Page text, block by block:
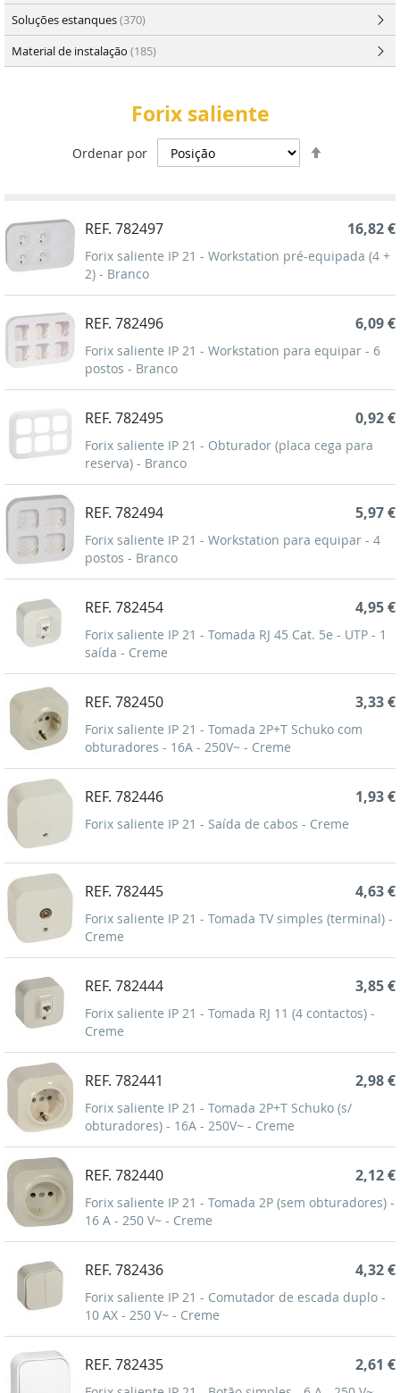
Forix saliente
Ordenar por
REF. 782497
Forix saliente IP 21 - Workstation pré-equipada (4 +
2) - Branco
16,82 €
REF. 782496
Forix saliente IP 21 - Workstation para equipar - 6
postos - Branco
6,09 €
REF. 782495
Forix saliente IP 21 - Obturador (placa cega para
reserva) - Branco
0,92 €
REF. 782494
Forix saliente IP 21 - Workstation para equipar - 4
postos - Branco
5,97 €
REF. 782454
Forix saliente IP 21 - Tomada RJ 45 Cat. 5e - UTP - 1
saída - Creme
4,95 €
REF. 782450
Forix saliente IP 21 - Tomada 2P+T Schuko com
obturadores - 16A - 250V~ - Creme
3,33 €
REF. 782446
Forix saliente IP 21 - Saída de cabos - Creme
1,93 €
REF. 782445
Forix saliente IP 21 - Tomada TV simples (terminal) -
Creme
4,63 €
REF. 782444
Forix saliente IP 21 - Tomada RJ 11 (4 contactos) -
Creme
3,85 €
REF. 782441
Forix saliente IP 21 - Tomada 2P+T Schuko (s/
obturadores) - 16A - 250V~ - Creme
2,98 €
REF. 782440
Forix saliente IP 21 - Tomada 2P (sem obturadores) -
16 A - 250 V~ - Creme
2,12 €
REF. 782436
Forix saliente IP 21 - Comutador de escada duplo -
10 AX - 250 V~ - Creme
4,32 €
REF. 782435 2,61 €
Soluções estanques(370)
Material de instalação (185)